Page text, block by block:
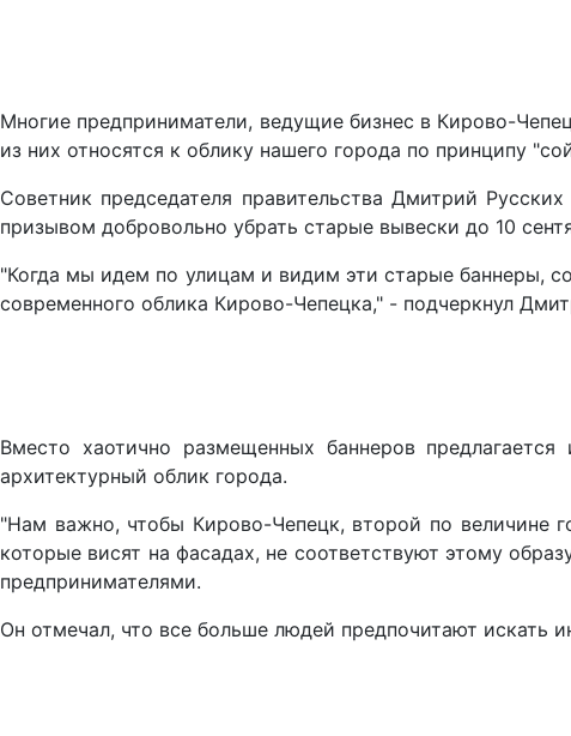
Многие предприниматели, ведущие бизнес в Кирово-
из них относятся к облику нашего города по принципу
Советник председателя правительства Дмитрий
призывом добровольно убрать старые вывески до 10
"Когда мы идем по улицам и видим эти старые баннеры,
современного облика Кирово-Чепецка," - подчеркнул
Вместо хаотично размещенных баннеров
архитектурный облик города.
"Нам важно, чтобы Кирово-Чепецк, второй по величине
которые висят на фасадах, не соответствуют этому
предпринимателями.
Он отмечал, что все больше людей предпочитают искать